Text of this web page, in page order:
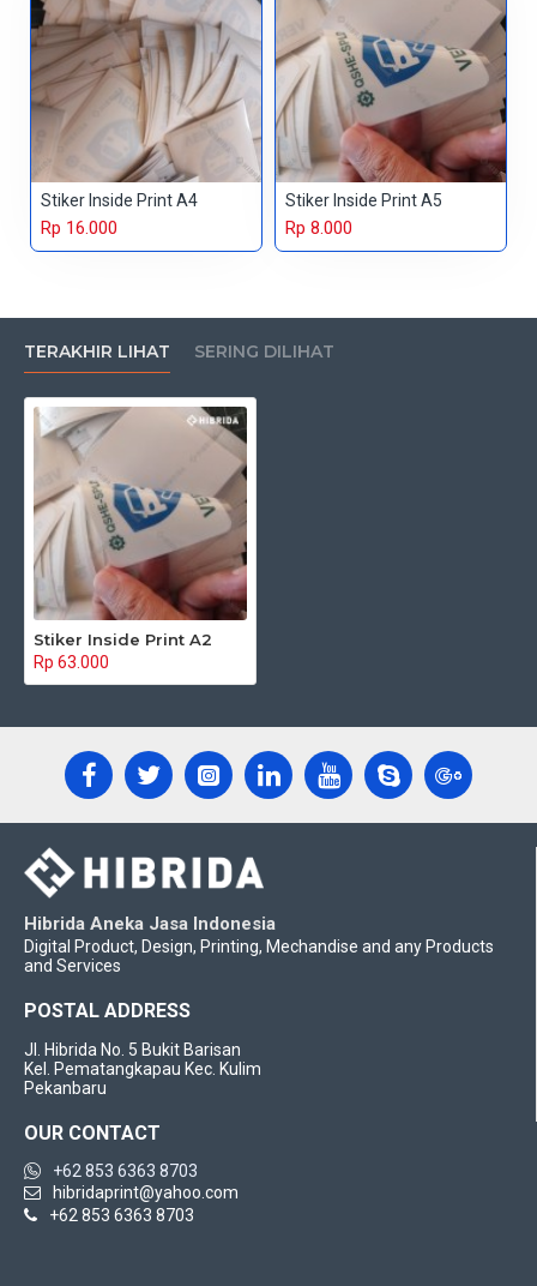
Stiker Inside Print A4
Rp 16.000
Stiker Inside Print A5
Rp 8.000
TERAKHIR LIHAT SERING DILIHAT
Stiker Inside Print A2
Rp 63.000
Hibrida Aneka Jasa Indonesia
Digital Product, Design, Printing, Mechandise and any Products
and Services
POSTAL ADDRESS
Jl. Hibrida No. 5 Bukit Barisan
Kel. Pematangkapau Kec. Kulim
Pekanbaru
OUR CONTACT
+62 853 6363 8703
hibridaprint@yahoo.com
+62 853 6363 8703